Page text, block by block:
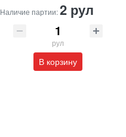
Наличие партии: 2 рул
рул
В корзину